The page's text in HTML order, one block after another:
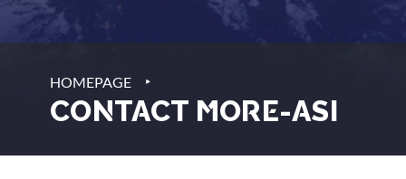
HOMEPAGE ‣
CONTACT MORE-ASI